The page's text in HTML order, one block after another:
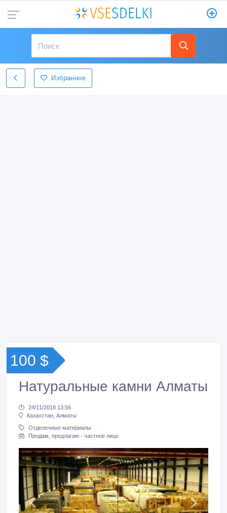
Избранное
100 $
Натуральные камни Алматы
24/11/2018 13:56
Казахстан, Алматы
Отделочные материалы
Продам, предлагаю - частное лицо